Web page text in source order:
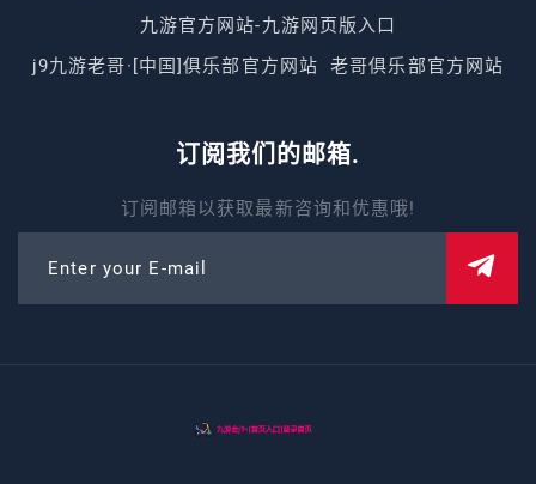
九游官方网站-九游网页版入口
j9九游老哥·[中国]俱乐部官方网站
老哥俱乐部官方网站
订阅我们的邮箱.
订阅邮箱以获取最新咨询和优惠哦!
Enter your E-mail